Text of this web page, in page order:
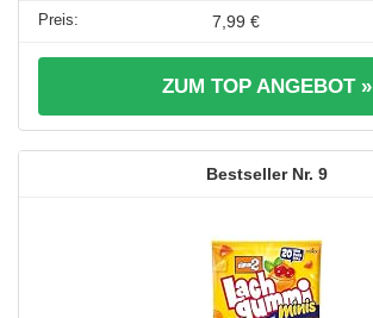
7,99 €
ZUM TOP ANGEBOT »
9